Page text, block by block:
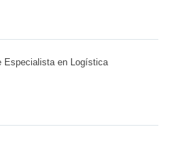
Especialista en Logística